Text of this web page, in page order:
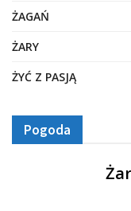
ŻAGAŃ
ŻARY
ŻYĆ Z PASJĄ
Pogoda